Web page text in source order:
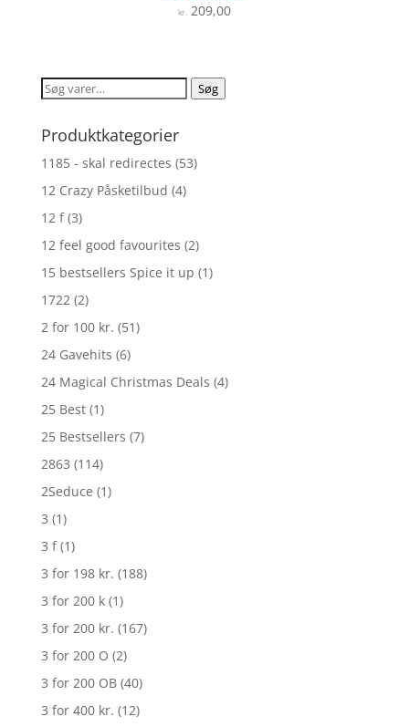
Vurderet
kr. 209,00
Søg
Søg
Produktkategorier
1185 - skal redirectes (53)
12 Crazy Påsketilbud (4)
12 f (3)
12 feel good favourites (2)
15 bestsellers Spice it up (1)
1722 (2)
2 for 100 kr. (51)
24 Gavehits (6)
24 Magical Christmas Deals (4)
25 Best (1)
25 Bestsellers (7)
2863 (114)
2Seduce (1)
3 (1)
3 f (1)
3 for 198 kr. (188)
3 for 200 k (1)
3 for 200 kr. (167)
3 for 200 O (2)
3 for 200 OB (40)
3 for 400 kr. (12)